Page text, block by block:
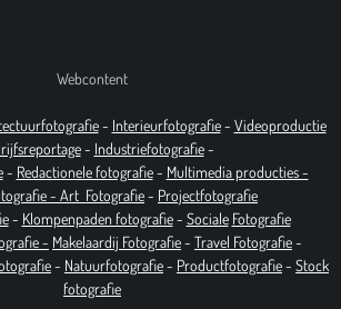
Webcontent
- Interieurfotografie- Videoproductie
- Industriefotografie-
- Redactionele fotografie- Multimedia producties -
- Art Fotografie- Projectfotografie
- Klompenpaden fotografie- Sociale Fotografie
- Makelaardij Fotografie- Travel Fotografie-
- Natuurfotografie- Productfotografie- Stock
fotografie